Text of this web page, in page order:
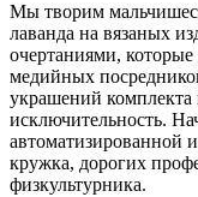
Мы творим
лаванда на вязаных
очертаниями, которые
медийных
украшений
исключительность.
автоматизированной
кружка, дорогих
физкультурника.